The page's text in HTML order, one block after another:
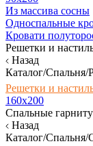
Из массива сосны
Односпальные
Кровати
Решетки и
Назад
Каталог/Спальня/
Решетки и
160х200
Спальные
Назад
Каталог/